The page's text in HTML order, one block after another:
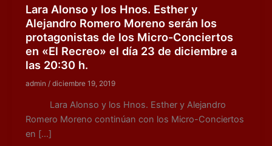
Lara Alonso y los Hnos. Esther y
Alejandro Romero Moreno serán los
protagonistas de los Micro-Conciertos
en «El Recreo» el día 23 de diciembre a
las 20:30 h.
admin / diciembre 19, 2019
Lara Alonso y los Hnos. Esther y Alejandro
Romero Moreno continúan con los Micro-Conciertos
en […]